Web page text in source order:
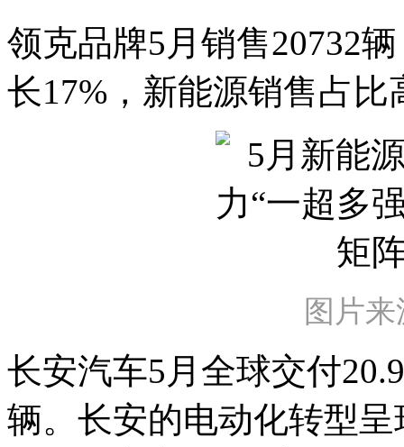
领克品牌5月销售20732
长17%，新能源销售占比
图片
长安汽车5月全球交付
辆。长安的电动化转型